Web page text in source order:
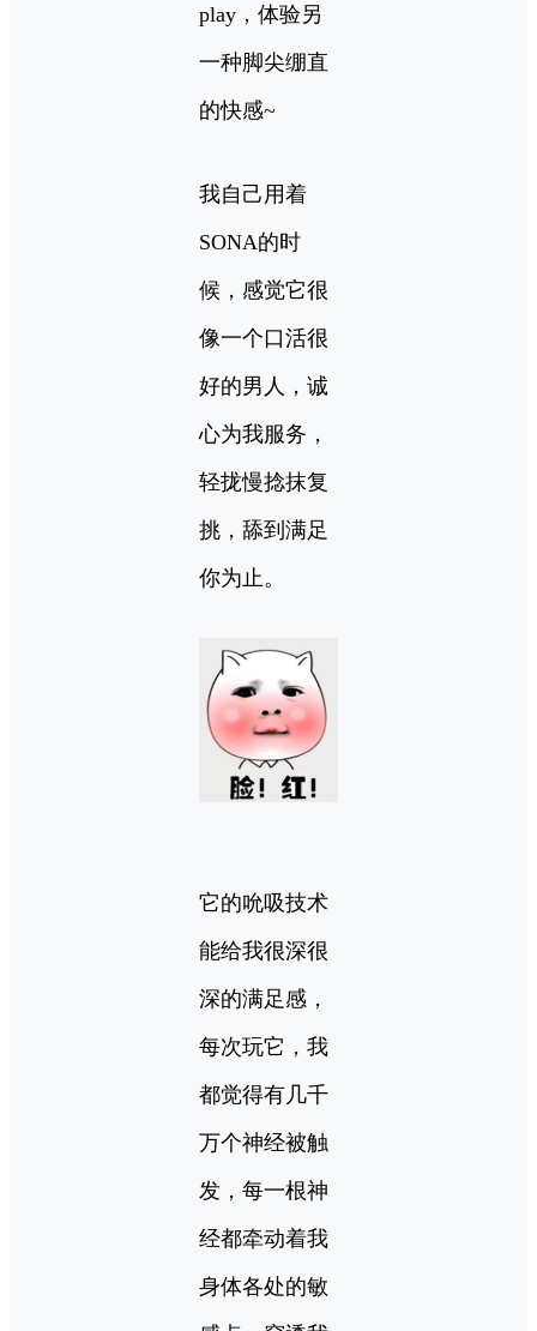
play，体验另
一种脚尖绷直
的快感~
我自己用着
SONA的时
候，感觉它很
像一个口活很
好的男人，诚
心为我服务，
轻拢慢捻抹复
挑，舔到满足
你为止。
它的吮吸技术
能给我很深很
深的满足感，
每次玩它，我
都觉得有几千
万个神经被触
发，每一根神
经都牵动着我
身体各处的敏